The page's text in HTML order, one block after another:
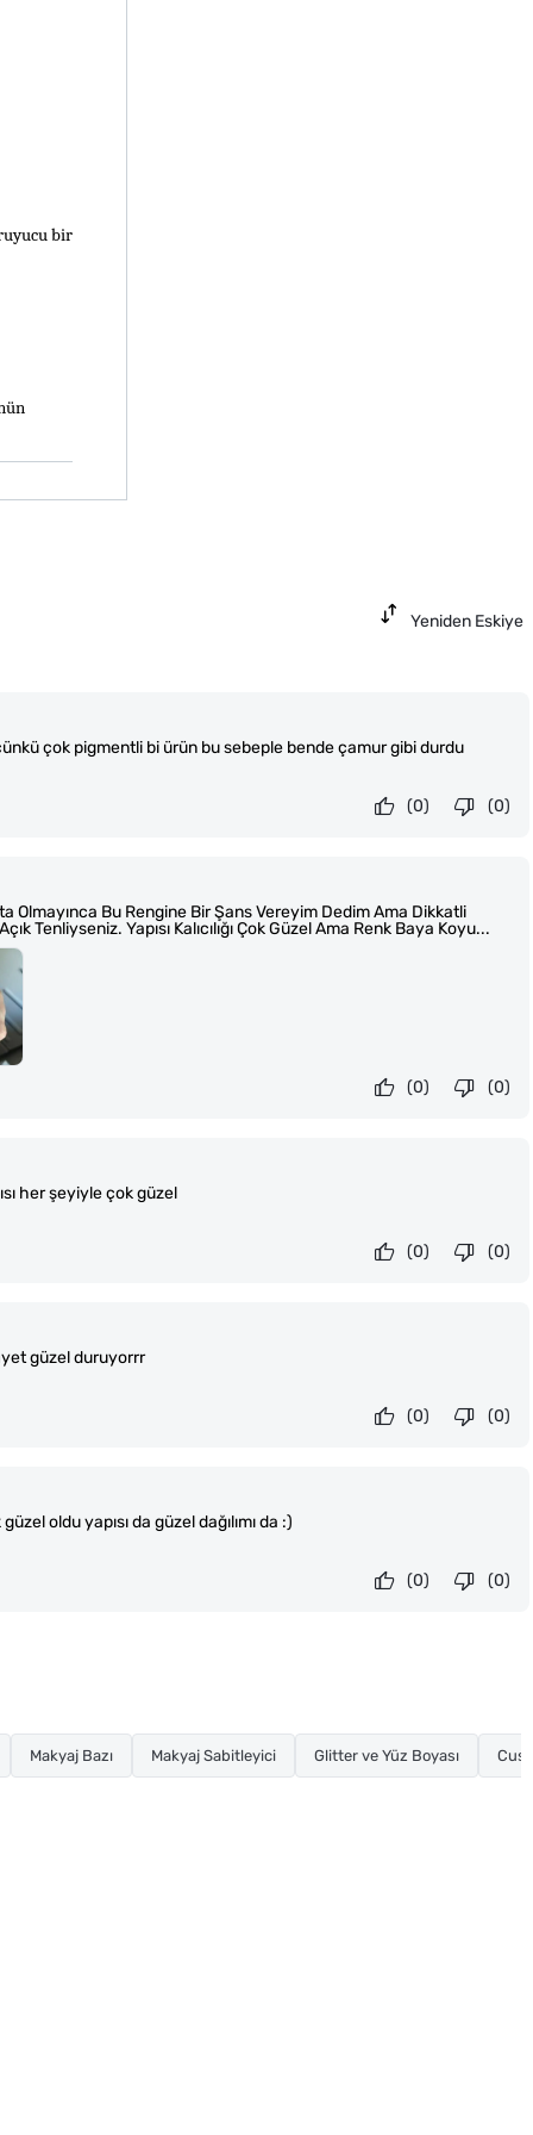
bir
Yeniden Eskiye
çünkü çok pigmentli bi ürün bu sebeple bende çamur gibi durdu
(0)
(0)
Olmayınca Bu Rengine Bir Şans Vereyim Dedim Ama Dikkatli
Tenliyseniz. Yapısı Kalıcılığı Çok Güzel Ama Renk Baya Koyu...
(0)
(0)
her şeyiyle çok güzel
(0)
(0)
güzel duruyorrr
(0)
(0)
oldu yapısı da güzel dağılımı da :)
(0)
(0)
Makyaj Bazı Makyaj Sabitleyici Glitter ve Yüz Boyası